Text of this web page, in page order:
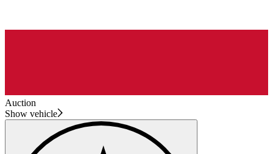
Auction
Show vehicle